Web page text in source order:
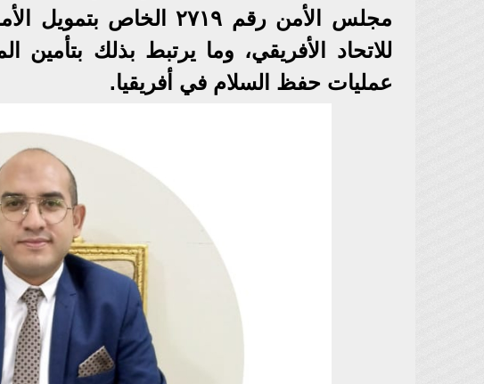
مجلس الأمن رقم ٢٧١٩
للاتحاد الأفريقي، وما يرتبط بذلك بتأمين
عمليات حفظ السلام في أفريقيا.